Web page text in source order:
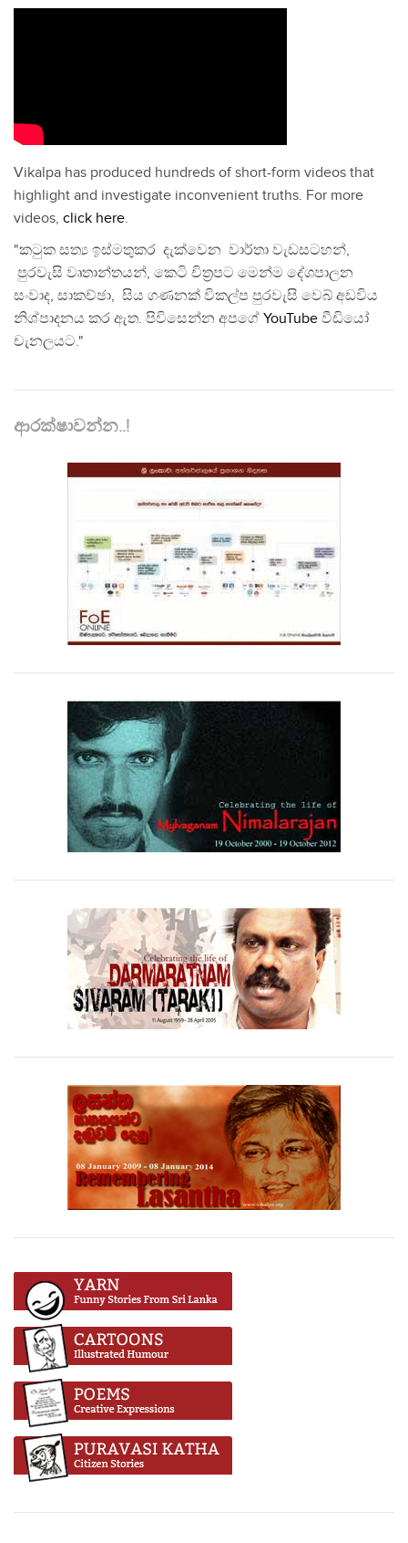
Vikalpa has produced hundreds of short-form videos that
highlight and investigate inconvenient truths. For more
videos, click here.
"කටුක සත්‍ය ඉස්මතුකර දැක්වෙන වාර්තා වැඩසටහන්,
පුරවැසි වෘතාන්තයන්, කෙටි චිත්‍රපට මෙන්ම දේශපාලන
සංවාද, සාකච්ඡා, සිය ගණනක් විකල්ප පුරවැසි වෙබ් අඩවිය
නිශ්පාදනය කර ඇත. පිවිසෙන්න අපගේ YouTube වීඩියෝ
චැනලයට."
ආරක්ෂාවන්න..!